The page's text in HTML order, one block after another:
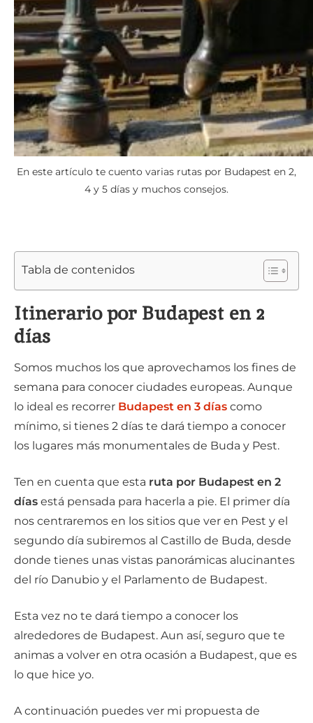
En este artículo te cuento varias rutas por Budapest en 2,
4 y 5 días y muchos consejos.
Tabla de contenidos
Itinerario por Budapest en 2
días
Somos muchos los que aprovechamos los fines de
semana para conocer ciudades europeas. Aunque
lo ideal es recorrer Budapest en 3 días como
mínimo, si tienes 2 días te dará tiempo a conocer
los lugares más monumentales de Buda y Pest.
Ten en cuenta que esta ruta por Budapest en 2
días está pensada para hacerla a pie. El primer día
nos centraremos en los sitios que ver en Pest y el
segundo día subiremos al Castillo de Buda, desde
donde tienes unas vistas panorámicas alucinantes
del río Danubio y el Parlamento de Budapest.
Esta vez no te dará tiempo a conocer los
alrededores de Budapest. Aun así, seguro que te
animas a volver en otra ocasión a Budapest, que es
lo que hice yo.
A continuación puedes ver mi propuesta de